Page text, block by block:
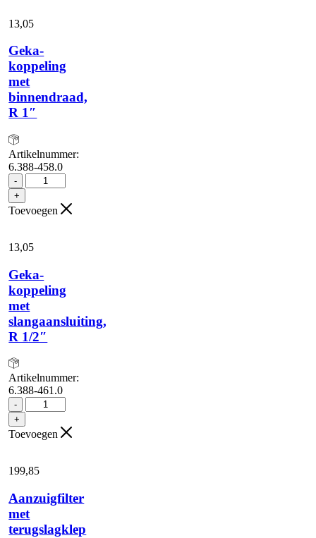
3/4"
aantal
13,05
Geka-
koppeling
met
binnendraad,
R 1″
Artikelnummer:
6.388-458.0
-
Geka-
koppeling
met
binnendraad,
1"
aantal
+
Toevoegen
13,05
Geka-
koppeling
met
slangaansluiting,
R 1/2″
Artikelnummer:
6.388-461.0
-
Geka-
koppeling
met
slangaansluiting,
1/2"
aantal
+
Toevoegen
199,85
Aanzuigfilter
met
terugslagklep